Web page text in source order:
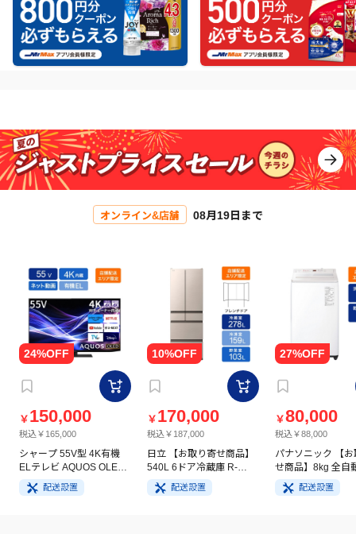
オンライン&店舗 08月19日まで
￥ 150,000
税込￥165,000
シャープ 55V型 4K有機
ELテレビ AQUOS OLED
4T-C55GQ3
配送設置
￥ 170,000
税込￥187,000
日立 【お取り寄せ商品】
540L 6ドア冷蔵庫 R-
HW54V(N) ライトゴール
ド
配送設置
￥80,000
税込￥88,000
パナソニック 【お
せ商品】8kg 全自
洗濯機 NA-
イト
配送設置